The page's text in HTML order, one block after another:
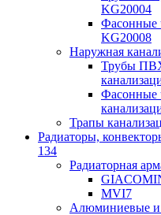
KG20004
Фасонные
KG20008
Наружная
Трубы
Фасонные
Трапы
Радиаторы,
134
Радиаторная
MVI7
Алюминиевые и